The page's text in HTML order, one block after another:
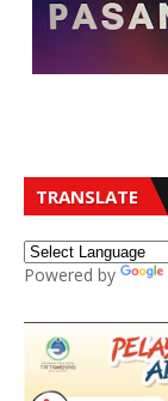
TRANSLATE
Powered by